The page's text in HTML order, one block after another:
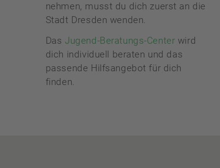
nehmen, musst du dich zuerst an die
Stadt Dresden wenden.
Das Jugend-Beratungs-Center wird
dich individuell beraten und das
passende Hilfsangebot für dich
finden.